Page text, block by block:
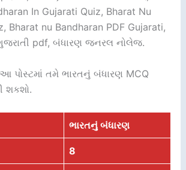
In Gujarati Quiz, Bharat Nu
Bharat nu Bandharan PDF Gujarati,
pdf, બંધારણ જનરલ નોલેજ.
આ પોસ્ટમાં તમે ભારતનું બંધારણ MCQ
શકશો.
ભારતનું બંધારણ
8